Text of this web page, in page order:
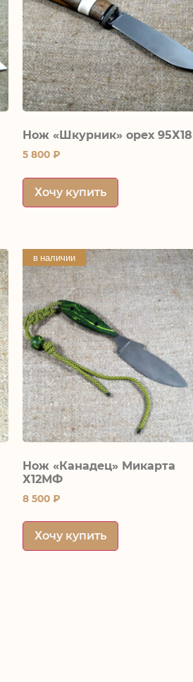
Нож «Шкурник» орех 95Х18
5 800 ₽
Хочу купить
в наличии
Нож «Канадец» Микарта
Х12МФ
8 500 ₽
Хочу купить